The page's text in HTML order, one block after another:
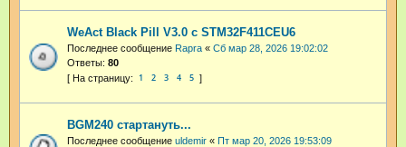
WeAct Black Pill V3.0 с STM32F411CEU6
Последнее сообщение Rapra « Сб мар 28, 2026 19:02:02
Ответы: 80
1 2 3 4 5
BGM240 стартануть...
Последнее сообщение uldemir « Пт мар 20, 2026 19:53:09